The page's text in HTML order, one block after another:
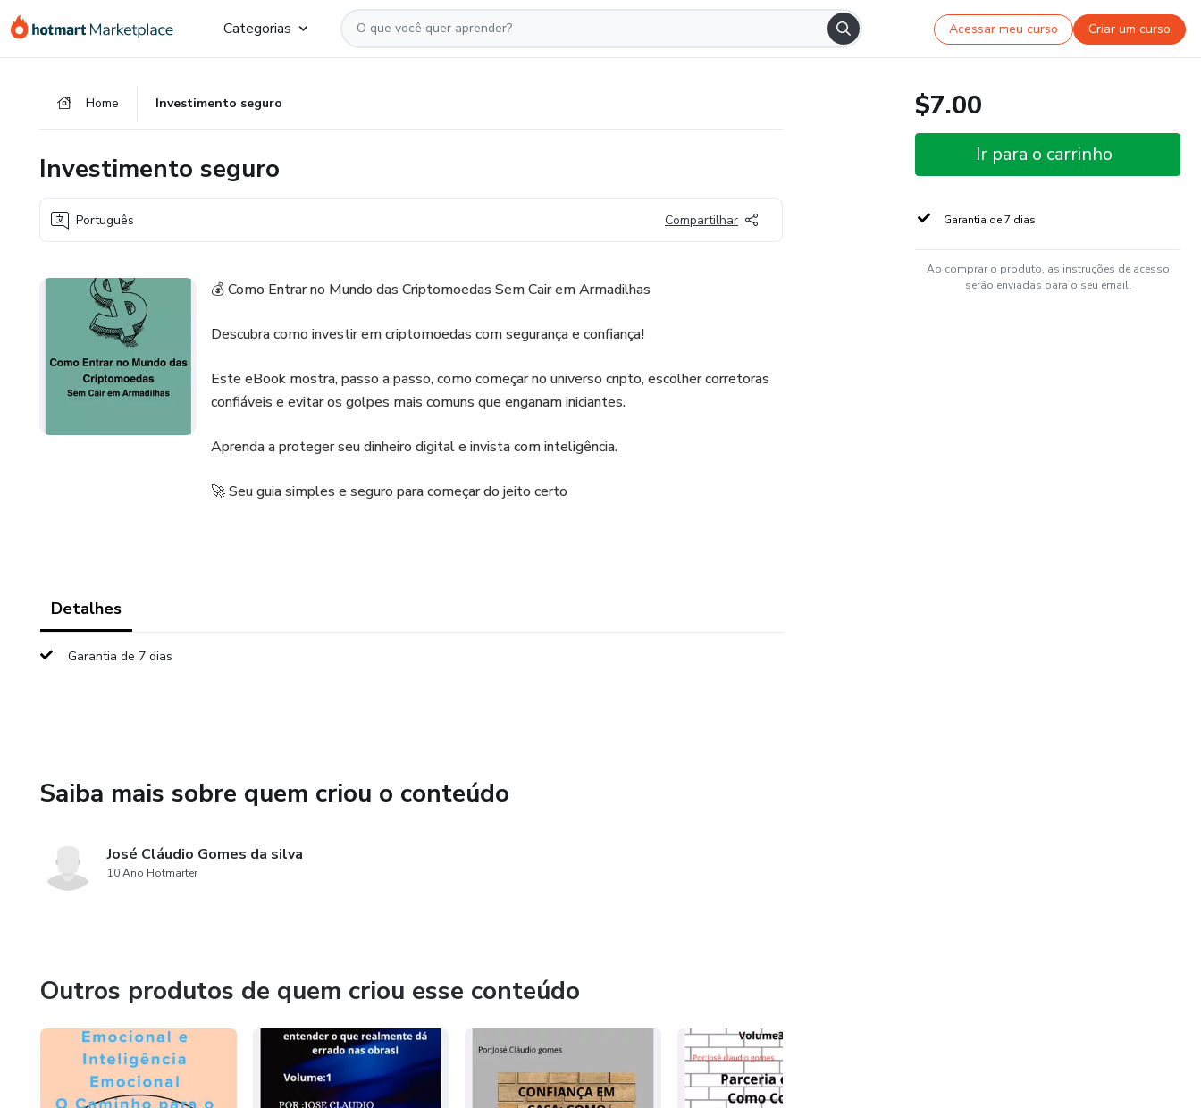
para
para
para
Categorias Acessar meu curso Criar um curso
Home Investimento seguro
Investimento seguro
Português Compartilhar
💰 Como Entrar no Mundo das Criptomoedas Sem Cair em Armadilhas
Descubra como investir em criptomoedas com segurança e confiança!
Este eBook mostra, passo a passo, como começar no universo cripto, escolher corretoras
confiáveis e evitar os golpes mais comuns que enganam iniciantes.
Aprenda a proteger seu dinheiro digital e invista com inteligência.
🚀 Seu guia simples e seguro para começar do jeito certo
Detalhes
Garantia de 7 dias
Saiba mais sobre quem criou o conteúdo
José Cláudio Gomes da silva
10 Ano Hotmarter
Outros produtos de quem criou esse conteúdo
$7.00
Ir para o carrinho
Garantia de 7 dias
Ao comprar o produto, as instruções de acesso
serão enviadas para o seu email.